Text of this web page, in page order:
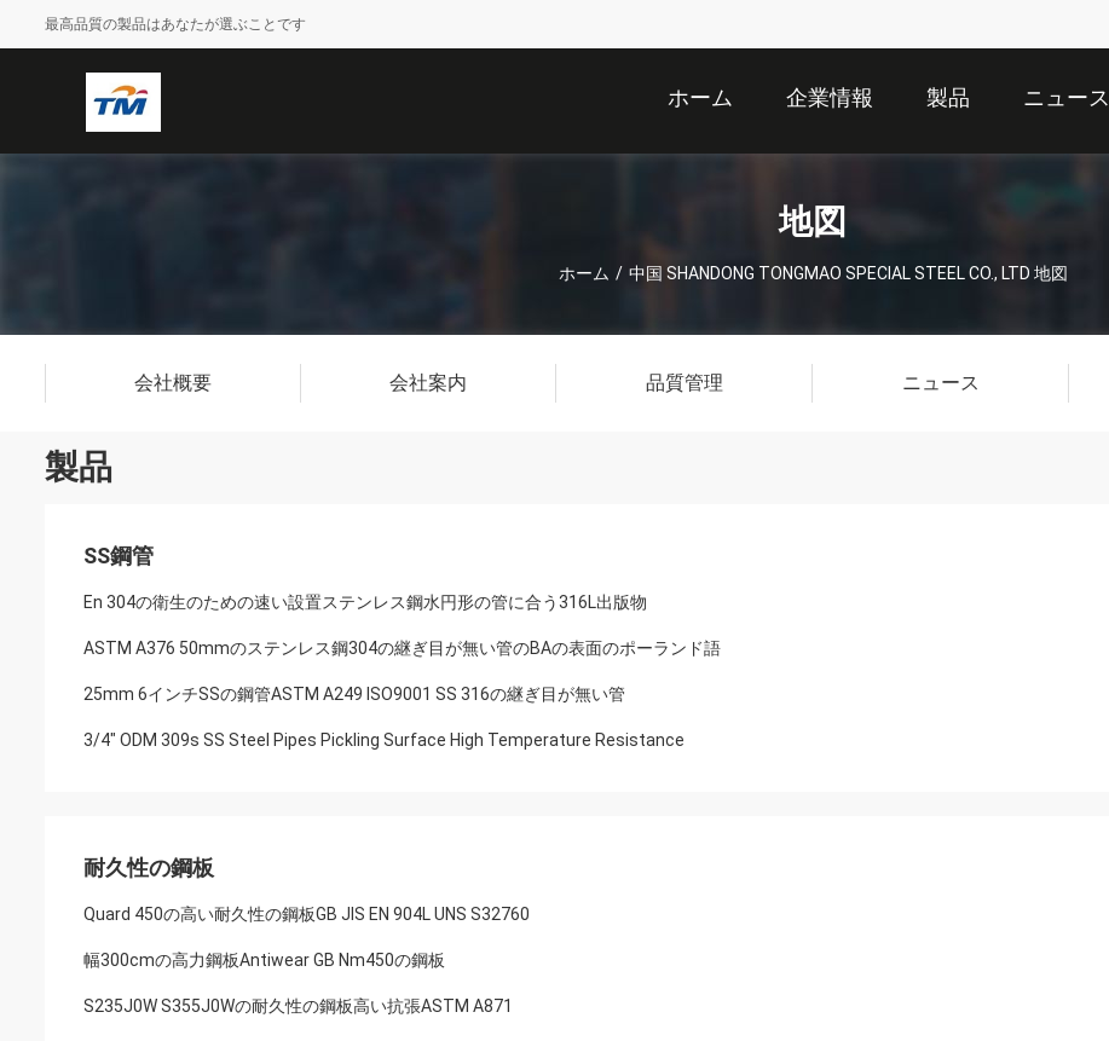
最高品質の製品はあなたが選ぶことです
ホーム 企業情報 製品 ニュース
地図
ホーム / 中国 SHANDONG TONGMAO SPECIAL STEEL CO., LTD 地図
会社概要 会社案内 品質管理 ニュース
製品
SS鋼管
En 304の衛生のための速い設置ステンレス鋼水円形の管に合う316L出版物
ASTM A376 50mmのステンレス鋼304の継ぎ目が無い管のBAの表面のポーランド語
25mm 6インチSSの鋼管ASTM A249 ISO9001 SS 316の継ぎ目が無い管
3/4" ODM 309s SS Steel Pipes Pickling Surface High Temperature Resistance
耐久性の鋼板
Quard 450の高い耐久性の鋼板GB JIS EN 904L UNS S32760
幅300cmの高力鋼板Antiwear GB Nm450の鋼板
S235J0W S355J0Wの耐久性の鋼板高い抗張ASTM A871